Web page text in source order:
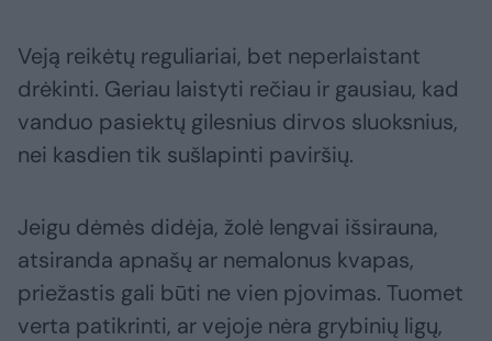
Veją reikėtų reguliariai, bet neperlaistant
drėkinti. Geriau laistyti rečiau ir gausiau, kad
vanduo pasiektų gilesnius dirvos sluoksnius,
nei kasdien tik sušlapinti paviršių.
Jeigu dėmės didėja, žolė lengvai išsirauna,
atsiranda apnašų ar nemalonus kvapas,
priežastis gali būti ne vien pjovimas. Tuomet
verta patikrinti, ar vejoje nėra grybinių ligų,